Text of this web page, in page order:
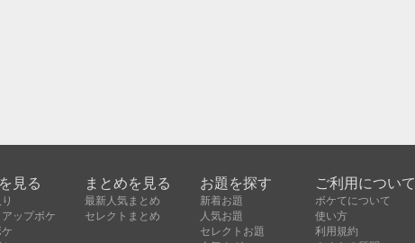
見る
ップボケ
まとめを見る
最新人気まとめ
セレクトまとめ
お題を探す
新着お題
人気お題
セレクトお題
ご利用について
ボケてについて
使い方
利用規約